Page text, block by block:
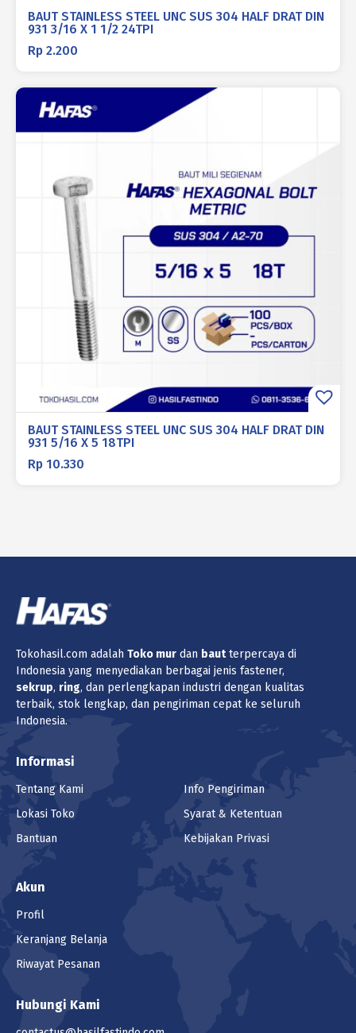
BAUT STAINLESS STEEL UNC SUS 304 HALF DRAT DIN
931 3/16 X 1 1/2 24TPI
Rp 2.200
BAUT STAINLESS STEEL UNC SUS 304 HALF DRAT DIN
931 5/16 X 5 18TPI
Rp 10.330
Tokohasil.com adalah Toko mur dan bautterpercaya di
Indonesia yang menyediakan berbagai jenis fastener,
sekrup, ring, dan perlengkapan industri dengan kualitas
terbaik, stok lengkap, dan pengiriman cepat ke seluruh
Indonesia.
Informasi
Tentang Kami
Lokasi Toko
Bantuan
Info Pengiriman
Syarat & Ketentuan
Kebijakan Privasi
Akun
Profil
Keranjang Belanja
Riwayat Pesanan
Hubungi Kami